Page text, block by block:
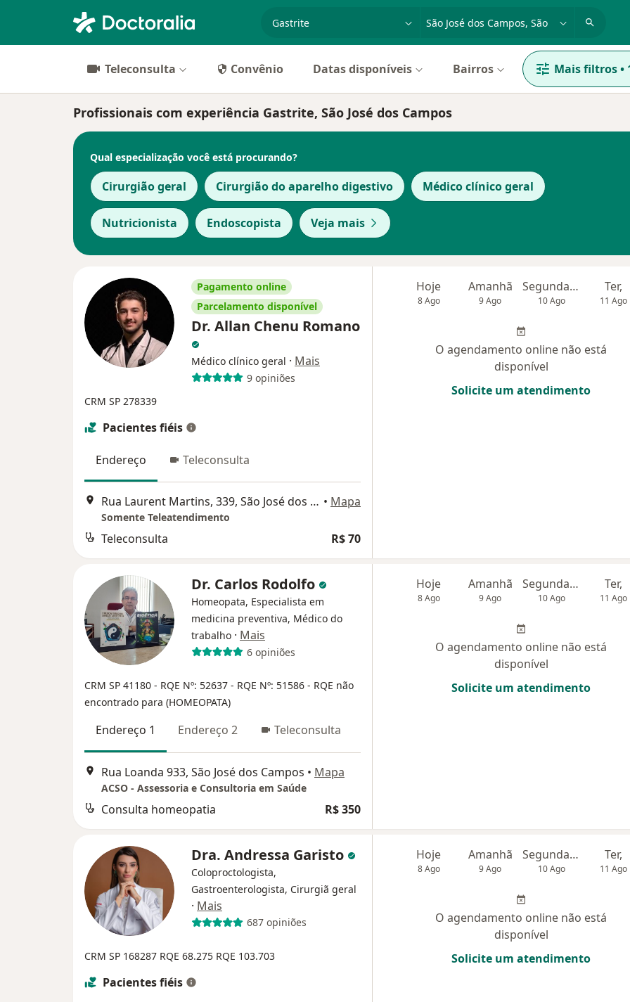
cidade ou região
Teleconsulta Convênio Datas disponíveis Bairros Mais filtros•
Profissionais com experiência Gastrite, São José dos Campos
Qual especialização você está procurando?
Cirurgião geral Cirurgião do aparelho digestivo Médico clínico geral
Nutricionista Endoscopista Veja mais
Pagamento online
Parcelamento disponível
Dr. Allan Chenu Romano
Médico clínico geral · Mais
9 opiniões
CRM SP 278339
Pacientes fiéis
Endereço Teleconsulta
Rua Laurent Martins, 339, São José dos Campos • Mapa
Somente Teleatendimento
Teleconsulta R$ 70
Hoje
8 Ago
Amanhã
9 Ago
Segunda-feira
10 Ago
Ter,
11 Ago
O agendamento online não está
disponível
Solicite um atendimento
Dr. Carlos Rodolfo
Homeopata, Especialista em
medicina preventiva, Médico do
trabalho · Mais
6 opiniões
CRM SP 41180 - RQE Nº: 52637 - RQE Nº: 51586 - RQE não
encontrado para (HOMEOPATA)
Endereço 1 Endereço 2 Teleconsulta
Rua Loanda 933, São José dos Campos • Mapa
ACSO - Assessoria e Consultoria em Saúde
Consulta homeopatia R$ 350
Hoje
8 Ago
Amanhã
9 Ago
Segunda-feira
10 Ago
Ter,
11 Ago
O agendamento online não está
disponível
Solicite um atendimento
Dra. Andressa Garisto
Coloproctologista,
Gastroenterologista, Cirurgiã geral
· Mais
687 opiniões
CRM SP 168287 RQE 68.275 RQE 103.703
Pacientes fiéis
Hoje
8 Ago
Amanhã
9 Ago
Segunda-feira
10 Ago
Ter,
11 Ago
O agendamento online não está
disponível
Solicite um atendimento